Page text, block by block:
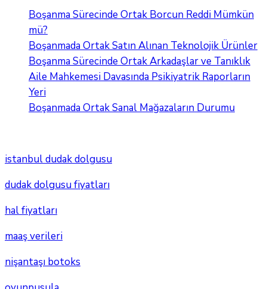
Boşanma Sürecinde Ortak Borcun Reddi Mümkün
mü?
Boşanmada Ortak Satın Alınan Teknolojik Ürünler
Boşanma Sürecinde Ortak Arkadaşlar ve Tanıklık
Aile Mahkemesi Davasında Psikiyatrik Raporların
Yeri
Boşanmada Ortak Sanal Mağazaların Durumu
istanbul dudak dolgusu
dudak dolgusu fiyatları
hal fiyatları
maaş verileri
nişantaşı botoks